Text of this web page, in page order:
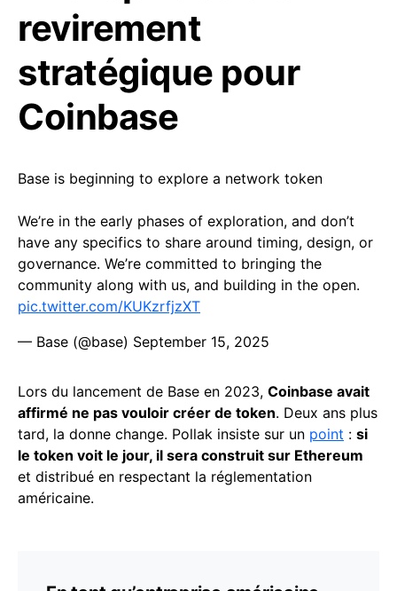
revirement
stratégique pour
Coinbase
Base is beginning to explore a network token
We’re in the early phases of exploration, and don’t
have any specifics to share around timing, design, or
governance. We’re committed to bringing the
community along with us, and building in the open.
pic.twitter.com/KUKzrfjzXT
— Base (@base) September 15, 2025
Lors du lancement de Base en 2023, Coinbase avait
affirmé ne pas vouloir créer de token. Deux ans plus
tard, la donne change. Pollak insiste sur un point : si
le token voit le jour, il sera construit sur Ethereum
et distribué en respectant la réglementation
américaine.